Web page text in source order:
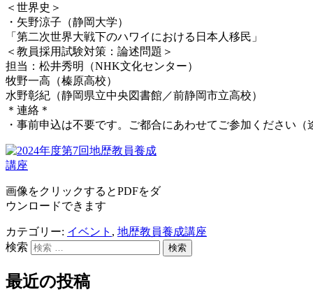
＜世界史＞
・矢野涼子（静岡大学）
「第二次世界大戦下のハワイにおける日本人移民」
＜教員採用試験対策：論述問題＞
担当：松井秀明（NHK文化センター）
牧野一高（榛原高校）
水野彰紀（静岡県立中央図書館／前静岡市立高校）
＊連絡＊
・事前申込は不要です。ご都合にあわせてご参加ください（
画像をクリックするとPDFをダ
ウンロードできます
カテゴリー: イベント , 地歴教員養成講座
検索
最近の投稿